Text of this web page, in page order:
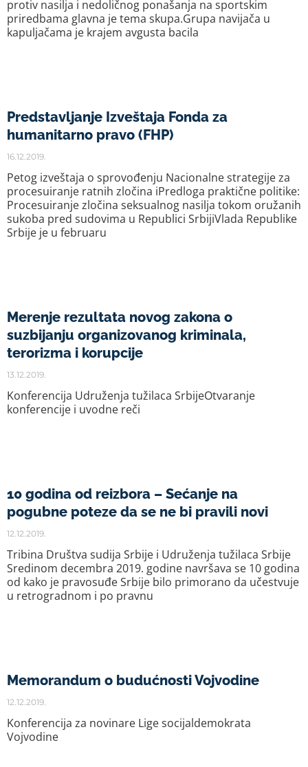
protiv nasilja i nedoličnog ponašanja na sportskim
priredbama glavna je tema skupa.Grupa navijača u
kapuljačama je krajem avgusta bacila
Predstavljanje Izveštaja Fonda za
humanitarno pravo (FHP)
16.12.2019.
Petog izveštaja o sprovođenju Nacionalne strategije za
procesuiranje ratnih zločina iPredloga praktične politike:
Procesuiranje zločina seksualnog nasilja tokom oružanih
sukoba pred sudovima u Republici SrbijiVlada Republike
Srbije je u februaru
Merenje rezultata novog zakona o
suzbijanju organizovanog kriminala,
terorizma i korupcije
13.12.2019.
Konferencija Udruženja tužilaca SrbijeOtvaranje
konferencije i uvodne reči
10 godina od reizbora – Sećanje na
pogubne poteze da se ne bi pravili novi
12.12.2019.
Tribina Društva sudija Srbije i Udruženja tužilaca Srbije
Sredinom decembra 2019. godine navršava se 10 godina
od kako je pravosuđe Srbije bilo primorano da učestvuje
u retrogradnom i po pravnu
Memorandum o budućnosti Vojvodine
12.12.2019.
Konferencija za novinare Lige socijaldemokrata
Vojvodine